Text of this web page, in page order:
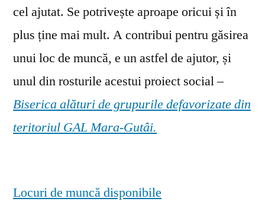
cel ajutat. Se potrivește aproape oricui și în
plus ține mai mult. A contribui pentru găsirea
unui loc de muncă, e un astfel de ajutor, și
unul din rosturile acestui proiect social –
Biserica alături de grupurile defavorizate din
teritoriul GAL Mara-Gutâi.
Locuri de muncă disponibile